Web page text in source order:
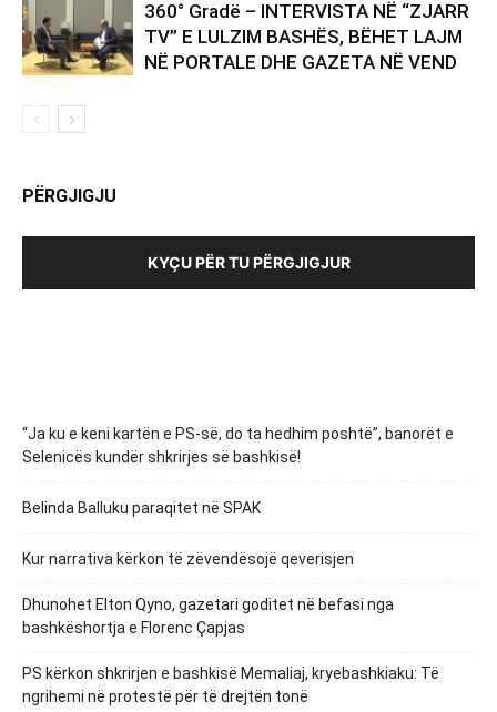
360° Gradë – INTERVISTA NË “ZJARR
TV” E LULZIM BASHËS, BËHET LAJM
NË PORTALE DHE GAZETA NË VEND
PËRGJIGJU
KYÇU PËR TU PËRGJIGJUR
“Ja ku e keni kartën e PS-së, do ta hedhim poshtë”, banorët e
Selenicës kundër shkrirjes së bashkisë!
Belinda Balluku paraqitet në SPAK
Kur narrativa kërkon të zëvendësojë qeverisjen
Dhunohet Elton Qyno, gazetari goditet në befasi nga
bashkëshortja e Florenc Çapjas
PS kërkon shkrirjen e bashkisë Memaliaj, kryebashkiaku: Të
ngrihemi në protestë për të drejtën tonë